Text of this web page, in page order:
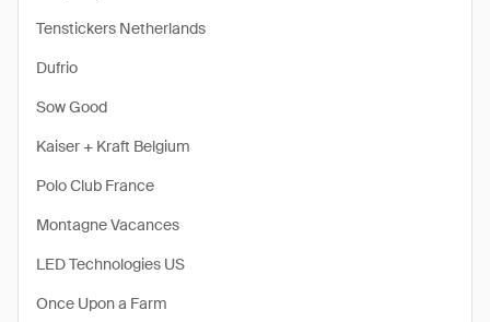
Tenstickers Netherlands
Dufrio
Sow Good
Kaiser + Kraft Belgium
Polo Club France
Montagne Vacances
LED Technologies US
Once Upon a Farm